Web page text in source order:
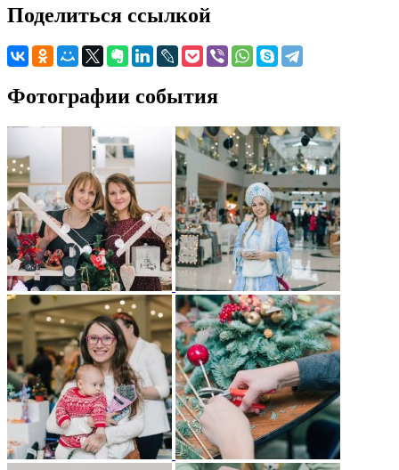
Поделиться ссылкой
Фотографии события